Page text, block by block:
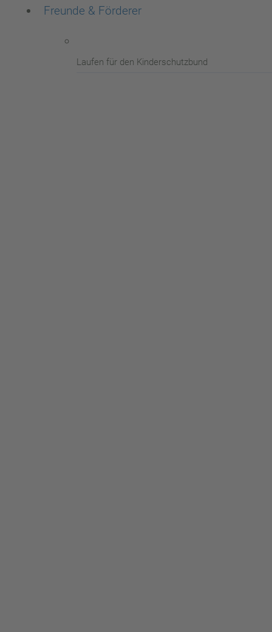
Freunde & Förderer
Laufen für den Kinderschutzbund